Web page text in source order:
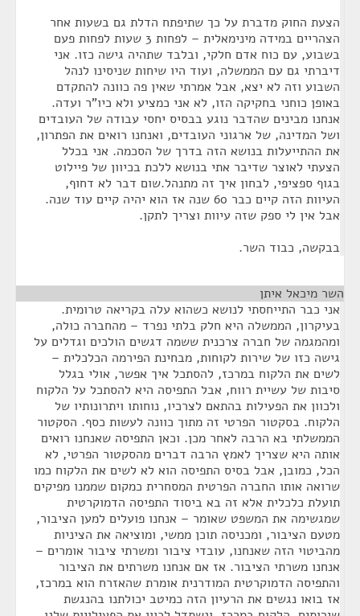
הצעת החוק מדברת על כך שתיפתח הדלת גם בשעות אחר
הצהריים במידה מינימאלית – לפחות 3 שעות לפחות פעם
בשבוע, עם כוח אדם חלקי, ובלבד שתהיה גישה כזו. אני
דיברתי גם עם הממשלה, ועוד היו שיחות שניסינו לנהל
השבוע וזה לא יצא, אבל אמרתי שאין פה כוונה להתקדם
באופן כוחני בחקיקה הזו, לא אני כמציע ולא כיו"ר ועדה.
אנחנו מבינים שהדבר נוגע בבסיס יחסי עבודה של העובדים
ושל המדינה, של ארגוני העובדים, ואנחנו רואים את הפתרון,
את ההתייעלות בנושא הזה בדרך של הסכמה. אני בכלל
הצעתי לאוצר שדיבר אתי בנושא ללכת בכיוון של פיילוט
בגוף ספציפי, לבחון איך זה מתנהל.שום דבר לא דחוף,
העיוות הזה קיים כבר 60 שנה אז הוא יהיה קיים עוד שנה.
אבל אין לי ספק שזה עיוות וצריך לתקן.
בבקשה, כבוד השר.
השר מיכאל איתן
אני כבר התייחסתי לנושא כשהוא עלה בקריאה טרומית.
בעיקרון, הממשלה היא חלק בלתי נפרד – מהחברה כולה,
ומהמגמה של חברה צרכנית ששמה דגשים הולכים וגדלים על
גישה כזו של שירות לקוחות, מבחינת הפירמה הכלכלית –
לשים את הלקוח במרכז, להסתכל איך אפשר, אולי בגלל
סיבות של עשיית רווח, אבל התפיסה היא להסתכל על הלקוח
ולכוון את הפעילות בהתאם לצרכיו, נוחותו ויתרונותיו של
הלקוח. בסקטור הפרטי זה מתוך כוונה לעשות כסף. הסקטור
הממשלתי בא הרבה לאחר מכן. וכאן התפיסה שאנחנו רואים
אותה היא שצריך לאמץ הרבה דברים מהסקטור הפרטי, לא
הכל, כמובן, אבל בסיס התפיסה הוא לא לשים את הלקוח כמו
שרואה אותו החברה הפרטית המסחרית כמקום שממנו מפיקים
תועלת כלכלית אלא זה בא ביסוד התפיסה הדמוקרטית
שמגשימה את המשפט שאומר – אנחנו פועלים למען הציבור,
מטעם הציבור, ומכניסה תוכן ממשי, ומוציאה את הציניות
מהביטוי הזה שאנחנו, עובדי ציבור ומשרתי ציבור אומרים –
אנחנו משרתי הציבור. אז אם אנחנו משרתים את הציבור
והתפיסה הדמוקרטית המודרנית אומרת שהאזרח הוא במרכז,
אז בואו נגשים את הרעיון הזה כמיטב יכולתנו בהנגשת